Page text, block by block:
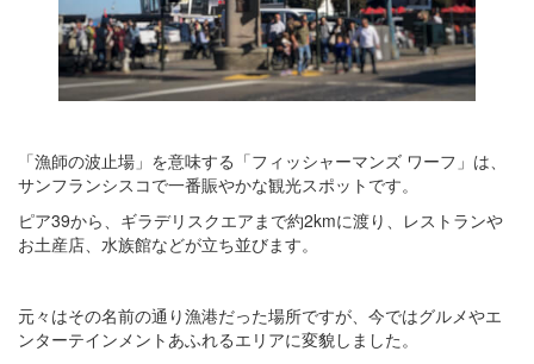
「漁師の波止場」を意味する「フィッシャーマンズ ワーフ」は、
サンフランシスコで一番賑やかな観光スポットです。
ピア39から、ギラデリスクエアまで約2kmに渡り、レストランや
お土産店、水族館などが立ち並びます。
元々はその名前の通り漁港だった場所ですが、今ではグルメやエ
ンターテインメントあふれるエリアに変貌しました。